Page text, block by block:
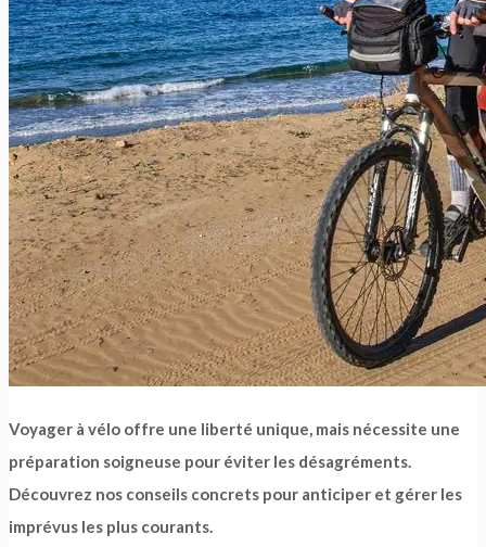
Voyager à vélo offre une liberté unique, mais nécessite une
préparation soigneuse pour éviter les désagréments.
Découvrez nos conseils concrets pour anticiper et gérer les
imprévus les plus courants.